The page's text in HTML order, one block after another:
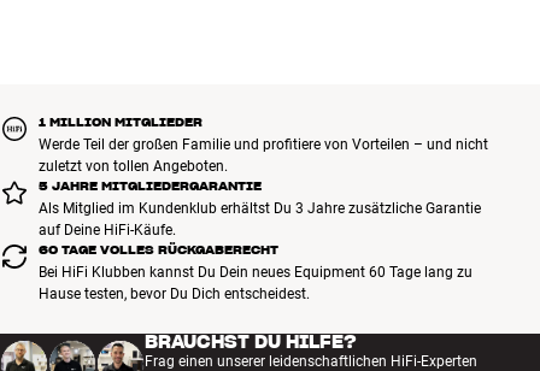
1 MILLION MITGLIEDER
Werde Teil der großen Familie und profitiere von Vorteilen – und nicht
zuletzt von tollen Angeboten.
5 JAHRE MITGLIEDERGARANTIE
Als Mitglied im Kundenklub erhältst Du 3 Jahre zusätzliche Garantie
auf Deine HiFi-Käufe.
60 TAGE VOLLES RÜCKGABERECHT
Bei HiFi Klubben kannst Du Dein neues Equipment 60 Tage lang zu
Hause testen, bevor Du Dich entscheidest.
BRAUCHST DU HILFE?
Frag einen unserer leidenschaftlichen HiFi-Experten